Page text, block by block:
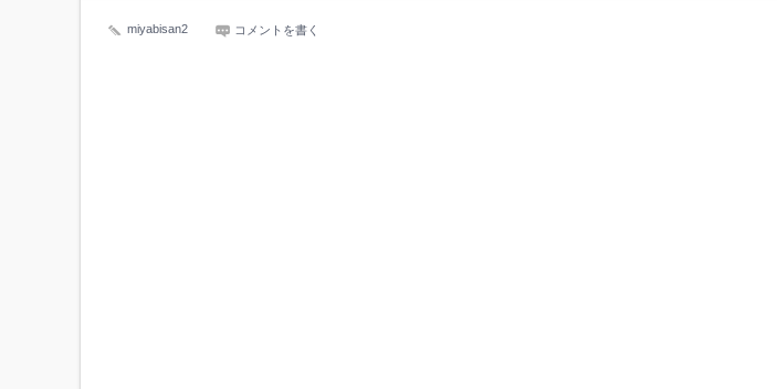
miyabisan2 コメントを書く